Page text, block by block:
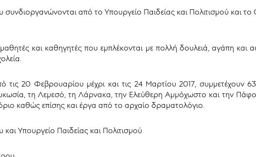
συνδιοργανώνονται από το Υπουργείο Παιδείας και Πολιτισμού και
και καθηγητές που εμπλέκονται με πολλή δουλειά, αγάπη και
20 Φεβρουαρίου μέχρι και τις 24 Μαρτίου 2017, συμμετέχουν
τη Λεμεσό, τη Λάρνακα, την Ελεύθερη Αμμόχωστο και την
καθώς επίσης και έργα από το αρχαίο δραματολόγιο.
Υπουργείο Παιδείας και Πολιτισμού